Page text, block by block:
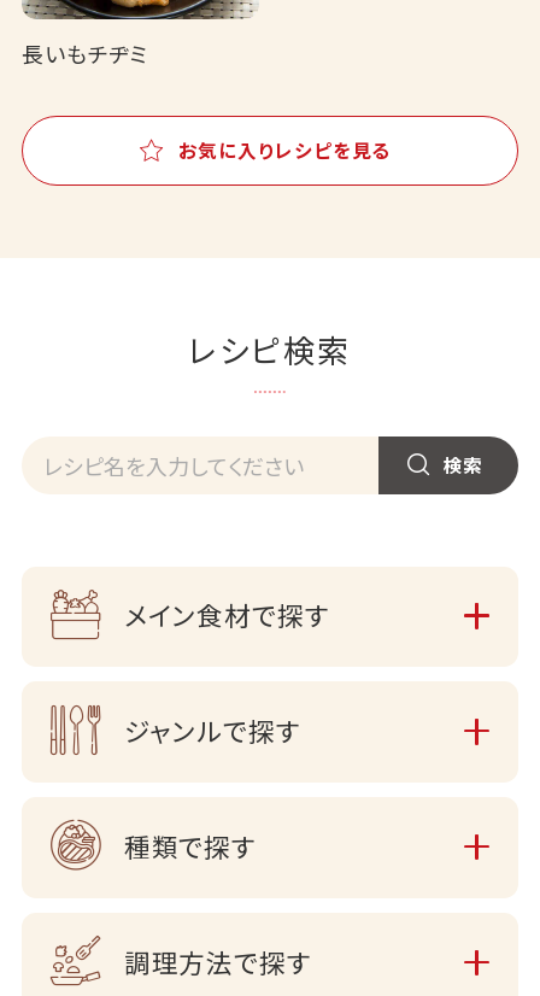
長いもチヂミ
お気に入りレシピを見る
レシピ検索
メイン食材で探す
ジャンルで探す
種類で探す
調理方法で探す